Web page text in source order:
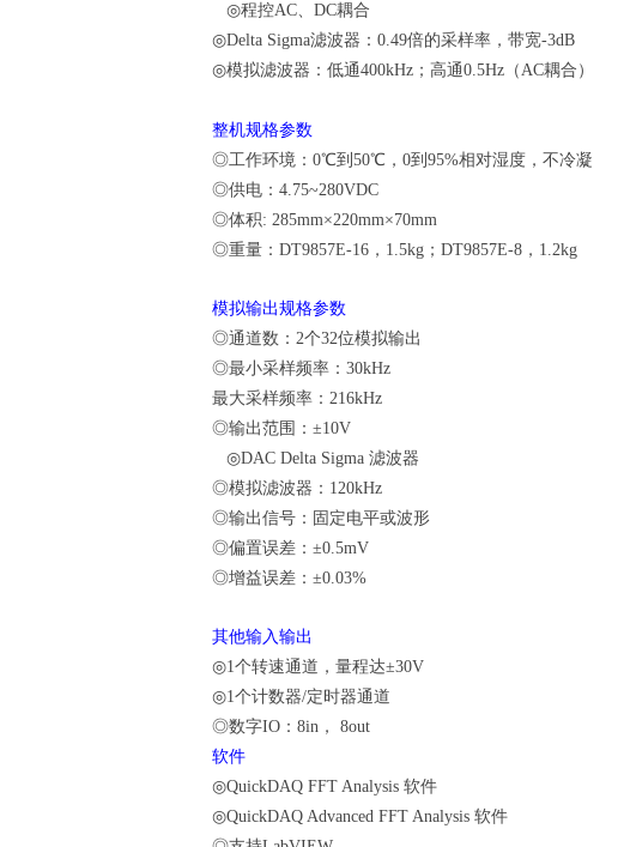
◎程控AC、 DC耦合
◎Delta Sigma滤波器： 0.49倍的采样率，带宽-3dB
◎模拟滤波器：低通400kHz ；高通0.5Hz （AC耦合）
整机规格参数
◎工作环境： 0℃到 50℃ ， 0到 95%相对湿度，不冷凝
◎供电： 4.75~280VDC
◎体积: 285mm×220mm×70mm
◎重量： DT9857E-16 ， 1.5kg ； DT9857E-8 ， 1.2kg
模拟输出规格参数
◎通道数： 2个32位模拟输出
◎最小采样频率： 30kHz
最大采样频率： 216kHz
◎输出范围： ±10V
◎DAC Delta Sigma 滤波器
◎模拟滤波器： 120kHz
◎输出信号：固定电平或波形
◎偏置误差： ±0.5mV
◎增益误差： ±0.03%
其他输入输出
◎1个转速通道，量程达±30V
◎1个计数器/定时器通道
◎数字IO ： 8in ，
8out
软件
◎QuickDAQ FFT Analysis 软件
◎QuickDAQ Advanced FFT Analysis 软件